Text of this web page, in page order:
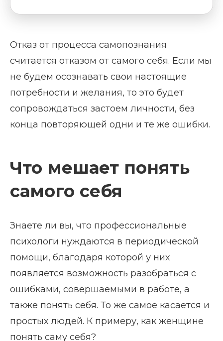
Отказ от процесса самопознания
считается отказом от самого себя. Если мы
не будем осознавать свои настоящие
потребности и желания, то это будет
сопровождаться застоем личности, без
конца повторяющей одни и те же ошибки.
Что мешает понять
самого себя
Знаете ли вы, что профессиональные
психологи нуждаются в периодической
помощи, благодаря которой у них
появляется возможность разобраться с
ошибками, совершаемыми в работе, а
также понять себя. То же самое касается и
простых людей. К примеру, как женщине
понять саму себя?